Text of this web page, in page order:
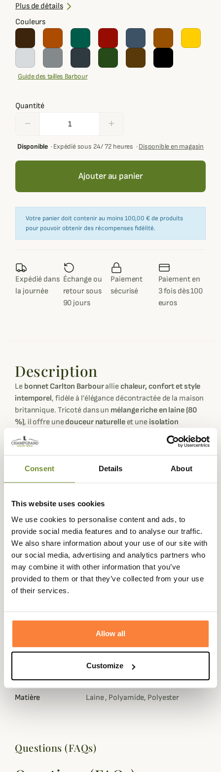
Consent Details About
This website uses cookies
We use cookies to personalise content and ads, to
provide social media features and to analyse our traffic.
We also share information about your use of our site with
our social media, advertising and analytics partners who
may combine it with other information that you’ve
provided to them or that they’ve collected from your use
of their services.
Allow all
Customize
Lavage à la main uniquement
Plus de détails
Couleurs
Guide des tailles Barbour
Quantité
remove add
Disponible·Expédié sous 24/ 72 heures ·Disponible en magasin
Ajouter au panier
Votre panier doit contenir au moins 100,00 € de produits
pour pouvoir obtenir des récompenses fidélité.
Expédié dans
la journée
Échange ou
retour sous
90 jours
Paiement
sécurisé
Paiement en
3 fois dès 100
euros
Description
Le bonnet Carlton Barbouralliechaleur, confort et style
intemporel, fidèle à l’élégance décontractée de la maison
britannique. Tricoté dans un mélange riche en laine (80
%), il offre unedouceur naturelleet une isolation
efficace
contre le froid, idéale pour affronter les journées
d’hiver avec confort et distinction.
s’adaptent parfaitement à toutes les morphologies,
tandis que sadoublure en polaire intégrale
polyvalent, facile à assortir à une veste Barbour ou à une
tenue casual.
logo Barbour en cuir véritable
apposé sur le revers
signe cette pièce d’un détail raffiné, symbole du savoir-
faire et du style emblématique de la marque. Pratique,
sobre et élégant, le
bonnet Carlton
s’impose comme un
porter qu’à offrir.
Fiche technique
Coloris
Bleu, Gris, Jaune, Marron, Noir,
Genre Femme, Homme, Mixte
Matière Laine , Polyamide, Polyester
Questions (FAQs)